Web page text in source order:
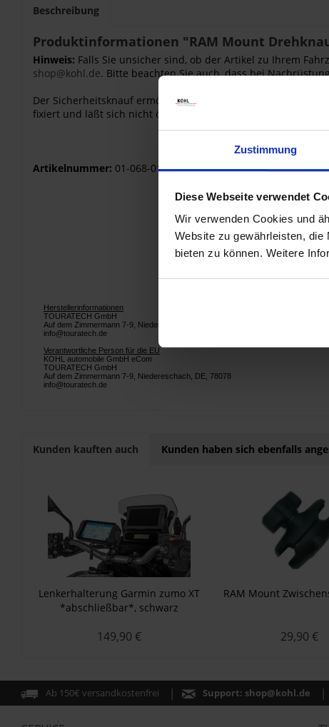
Zustimmung
Diese Webseite verwendet
Wir verwenden Cookies und
Website zu gewährleisten,
bieten zu können. Weitere
Beschreibung
Produktinformationen "RAM Mount
Hinweis: Falls Sie unsicher sind, ob der Artikel zu Ihrem
shop@kohl.de. Bitte beachten Sie auch, dass bei
Der Sicherheitsknauf ermöglicht eine diebstahlsichere
fixiert und läßt sich nicht öffnen.
Artikelnummer: 01-068-0114-0
Herstellerinformationen
TOURATECH GmbH
Auf dem Zimmermann 7-9, Niedereschach, DE, 78078
info@touratech.de
Verantwortliche Person für die EU
KOHL automobile GmbH eCom
TOURATECH GmbH
Auf dem Zimmermann 7-9, Niedereschach, DE, 78078
info@touratech.de
Kunden kauften auch Kunden haben sich ebenfalls
Lenkerhalterung Garmin zumo XT
*abschließbar*, schwarz
149,90 €
RAM Mount
29,90 €
Ab 150€ versandkostenfrei Support: shop@kohl.de